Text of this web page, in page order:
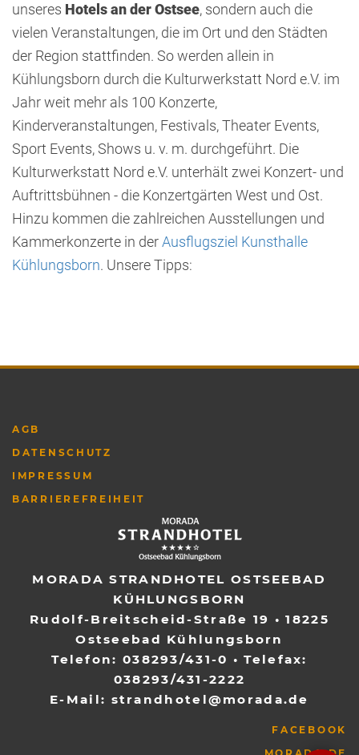
unseres Hotels an der Ostsee, sondern auch die
vielen Veranstaltungen, die im Ort und den Städten
der Region stattfinden. So werden allein in
Kühlungsborn durch die Kulturwerkstatt Nord e.V. im
Jahr weit mehr als 100 Konzerte,
Kinderveranstaltungen, Festivals, Theater Events,
Sport Events, Shows u. v. m. durchgeführt. Die
Kulturwerkstatt Nord e.V. unterhält zwei Konzert- und
Auftrittsbühnen - die Konzertgärten West und Ost.
Hinzu kommen die zahlreichen Ausstellungen und
Kammerkonzerte in derAusflugsziel Kunsthalle
Kühlungsborn. Unsere Tipps:
AGB
DATENSCHUTZ
IMPRESSUM
BARRIEREFREIHEIT
MORADA STRANDHOTEL OSTSEEBAD
KÜHLUNGSBORN
Rudolf-Breitscheid-Straße 19 •18225
Ostseebad Kühlungsborn
Telefon: 038293/431-0 • Telefax:
038293/431-2222
E-Mail: strandhotel@morada.de
FACEBOOK